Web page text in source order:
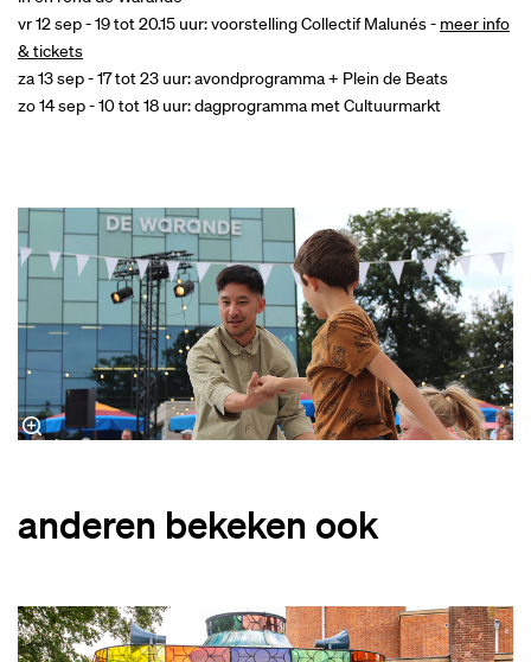
vr 12 sep - 19 tot 20.15 uur: voorstelling Collectif Malunés - meer info
& tickets
za 13 sep - 17 tot 23 uur: avondprogramma + Plein de Beats
zo 14 sep - 10 tot 18 uur: dagprogramma met Cultuurmarkt
anderen bekeken ook